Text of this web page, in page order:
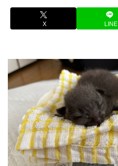
X LINE